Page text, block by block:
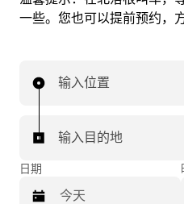
一些。您也可以提前预约，
输入位置
输入目的地
日期